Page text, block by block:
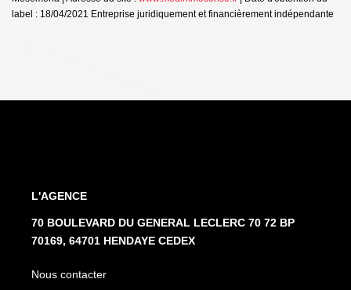
label : 18/04/2021 Entreprise juridiquement et financièrement indépendante
L'AGENCE
70 BOULEVARD DU GENERAL LECLERC 70 72 BP
70169, 64701 HENDAYE CEDEX
Nous contacter